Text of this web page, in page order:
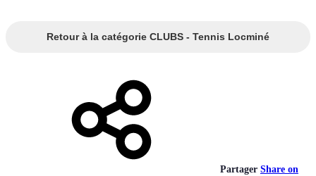
Retour à la catégorie CLUBS - Tennis Locminé
Partager Share on